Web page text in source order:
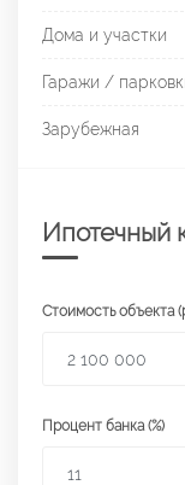
Дома и участки
Гаражи /
Зарубежная
Ипотечный
Стоимость объекта
Процент банка (%)